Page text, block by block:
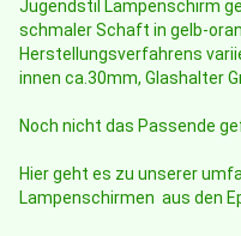
Jugendstil Lampenschirm
schmaler Schaft in gelb-
Herstellungsverfahrens
innen ca.30mm, Glashalter
Noch nicht das Passende
Hier geht es zu unserer
Lampenschirmen aus den